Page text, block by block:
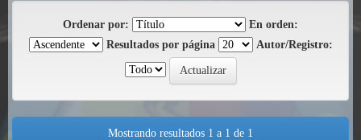
Ordenar por:
En orden:
Resultados por página
Autor/Registro:
Mostrando resultados 1 a 1 de 1